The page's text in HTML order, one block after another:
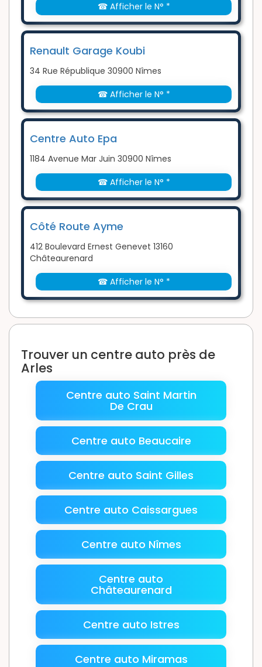
☎ Afficher le N° *
Renault Garage Koubi
34 Rue République 30900 Nîmes
☎ Afficher le N° *
Centre Auto Epa
1184 Avenue Mar Juin 30900 Nîmes
☎ Afficher le N° *
Côté Route Ayme
412 Boulevard Ernest Genevet 13160
Châteaurenard
☎ Afficher le N° *
Trouver un centre auto près de
Arles
Centre auto Saint Martin
De Crau
Centre auto Beaucaire
Centre auto Saint Gilles
Centre auto Caissargues
Centre auto Nîmes
Centre auto
Châteaurenard
Centre auto Istres
Centre auto Miramas